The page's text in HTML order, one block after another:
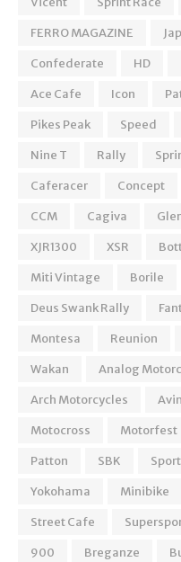
FERRO MAGAZINE
Confederate
HD
Ace Cafe
Icon
Pikes Peak
Speed
Nine T
Rally
Caferacer
Concept
CCM
Cagiva
XJR1300
XSR
Miti Vintage
Borile
Deus Swank Rally
Montesa
Reunion
Wakan
Analog
Arch Motorcycles
Motocross
Motorfest
Patton
SBK
Yokohama
Minibike
Street Cafe
900
Breganze